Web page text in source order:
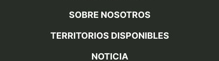
TERRITORIOS DISPONIBLES
SOBRE NOSOTROS
NOTICIA